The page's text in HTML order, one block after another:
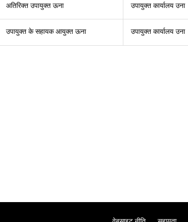
अतिरिक्त उपायुक्त ऊना उपायुक्त कार्यालय उना
उपायुक्त के सहायक आयुक्त ऊना उपायुक्त कार्यालय उना